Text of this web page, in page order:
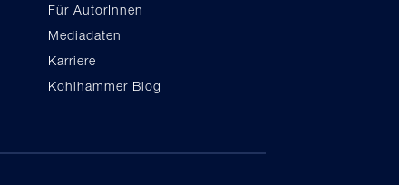
Für AutorInnen
Mediadaten
Karriere
Kohlhammer Blog